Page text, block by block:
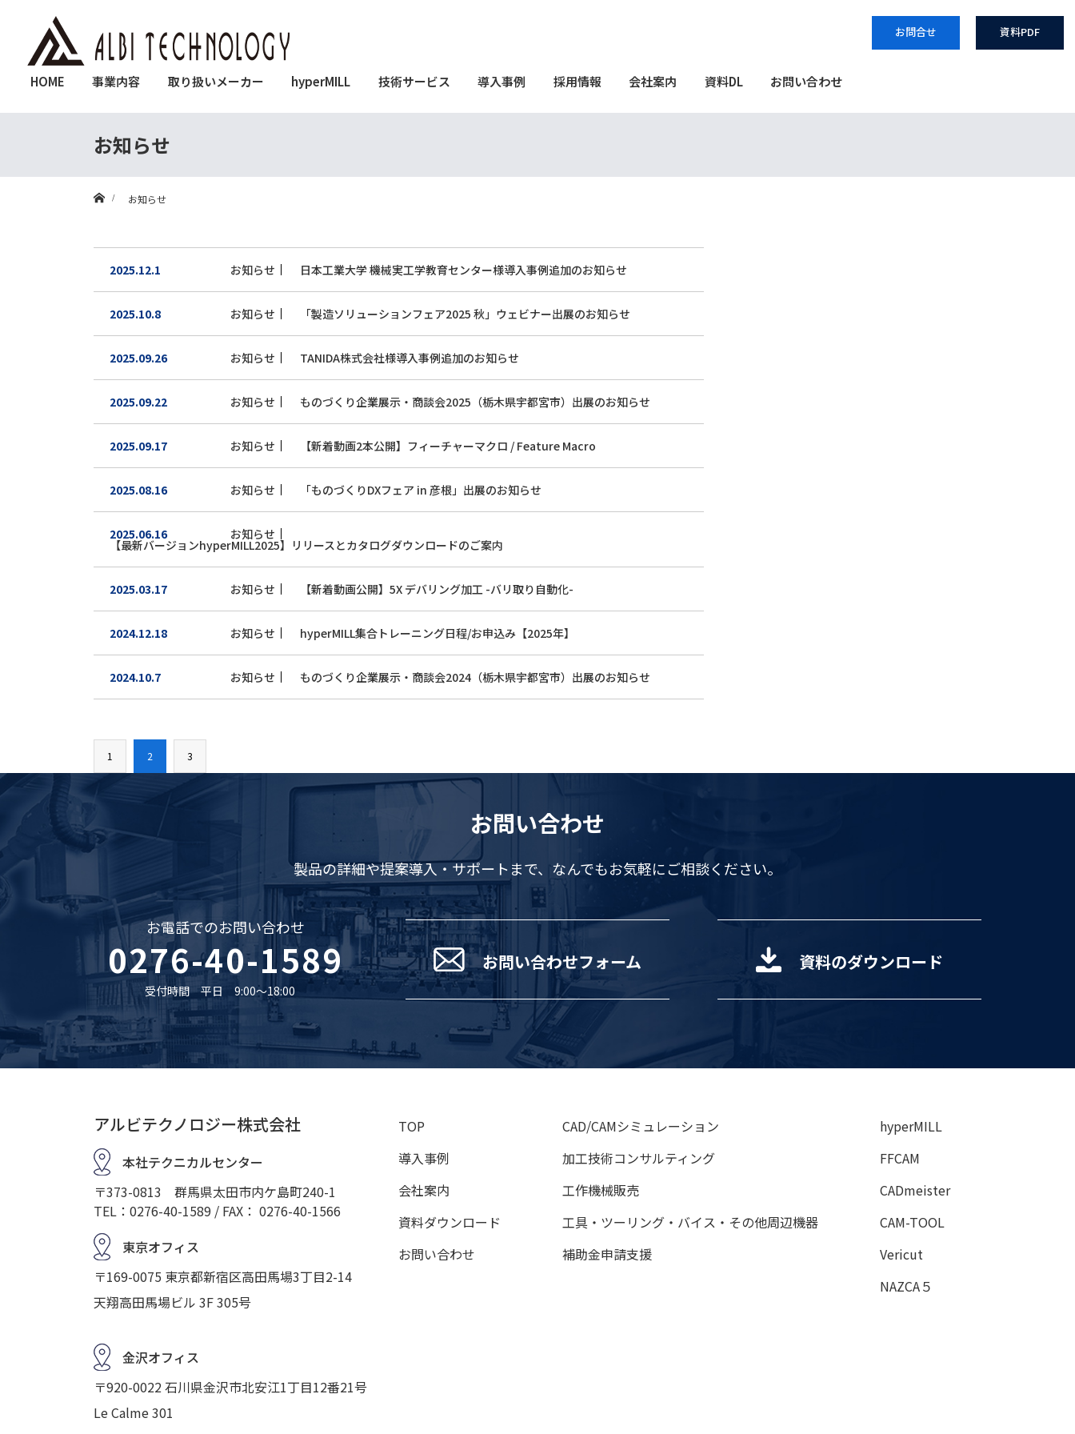
HOME 事業内容 取り扱いメーカー hyperMILL 技術サービス 導入事例 採用情報 会社案内 資料DL お問い合わせ
お問合せ 資料PDF
お知らせ
お知らせ
2025.12.1 お知らせ 日本工業大学 機械実工学教育センター様導入事例追加のお知らせ
2025.10.8 お知らせ 「製造ソリューションフェア2025 秋」ウェビナー出展のお知らせ
2025.09.26 お知らせ TANIDA株式会社様導入事例追加のお知らせ
2025.09.22 お知らせ ものづくり企業展示・商談会2025（栃木県宇都宮市）出展のお知らせ
2025.09.17 お知らせ 【新着動画2本公開】フィーチャーマクロ / Feature Macro
2025.08.16 お知らせ 「ものづくりDXフェア in 彦根」出展のお知らせ
2025.06.16 お知らせ
【最新バージョンhyperMILL2025】リリースとカタログダウンロードのご案内
2025.03.17 お知らせ 【新着動画公開】5X デバリング加工 -バリ取り自動化-
2024.12.18 お知らせ hyperMILL集合トレーニング日程/お申込み【2025年】
2024.10.7 お知らせ ものづくり企業展示・商談会2024（栃木県宇都宮市）出展のお知らせ
1 2 3
お問い合わせ
製品の詳細や提案導入・サポートまで、 なんでもお気軽にご相談ください。
お電話でのお問い合わせ
0276-40-1589
受付時間 平日 9:00〜18:00
お問い合わせフォーム 資料のダウンロード
アルビテクノロジー株式会社
本社テクニカルセンター
〒373-0813 群馬県太田市内ケ島町240-1
TEL：0276-40-1589 / FAX： 0276-40-1566
東京オフィス
〒169-0075 東京都新宿区高田馬場3丁目2-14
天翔高田馬場ビル 3F 305号
金沢オフィス
〒920-0022 石川県金沢市北安江1丁目12番21号
Le Calme 301
TOP
導入事例
会社案内
資料ダウンロード
お問い合わせ
CAD/CAMシミュレーション
加工技術コンサルティング
工作機械販売
工具・ツーリング・バイス・その他周辺機器
補助金申請支援
hyperMILL
FFCAM
CADmeister
CAM-TOOL
Vericut
NAZCA５